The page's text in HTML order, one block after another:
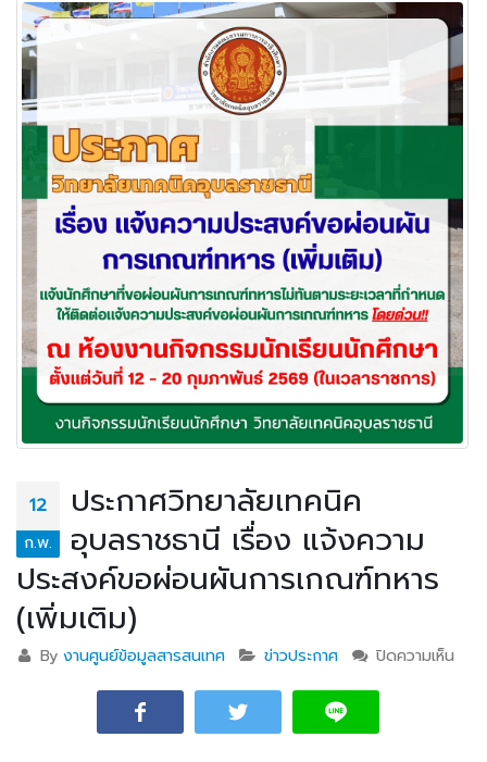
12
ก.พ.
ประกาศวิทยาลัยเทคนิค
อุบลราชธานี เรื่อง แจ้งความ
ประสงค์ขอผ่อนผันการเกณฑ์ทหาร
(เพิ่มเติม)
Byงานศูนย์ข้อมูลสารสนเทศ ข่าวประกาศ ปิดความเห็น